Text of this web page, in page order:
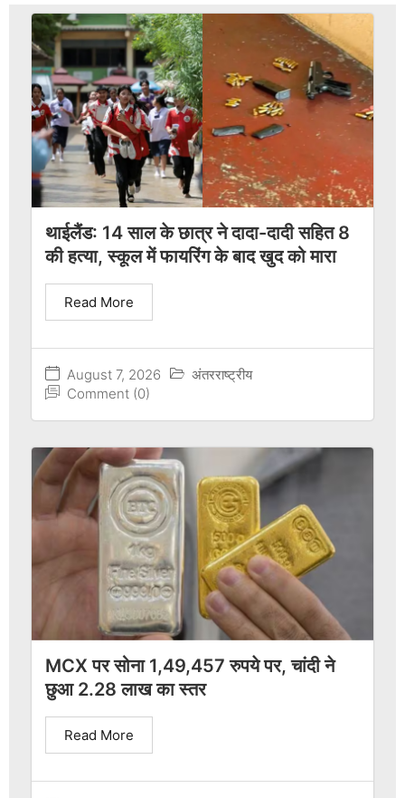
थाईलैंड: 14 साल के छात्र ने दादा-दादी सहित 8
की हत्या, स्कूल में फायरिंग के बाद खुद को मारा
August 7, 2026
अंतरराष्ट्रीय
Comment (0)
Read More
MCX पर सोना 1,49,457 रुपये पर, चांदी ने
छुआ 2.28 लाख का स्तर
Read More